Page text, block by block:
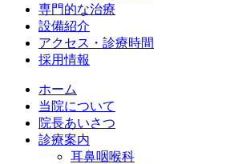
専門的な治療
設備紹介
アクセス・診療時間
採用情報
ホーム
当院について
院長あいさつ
診療案内
耳鼻咽喉科